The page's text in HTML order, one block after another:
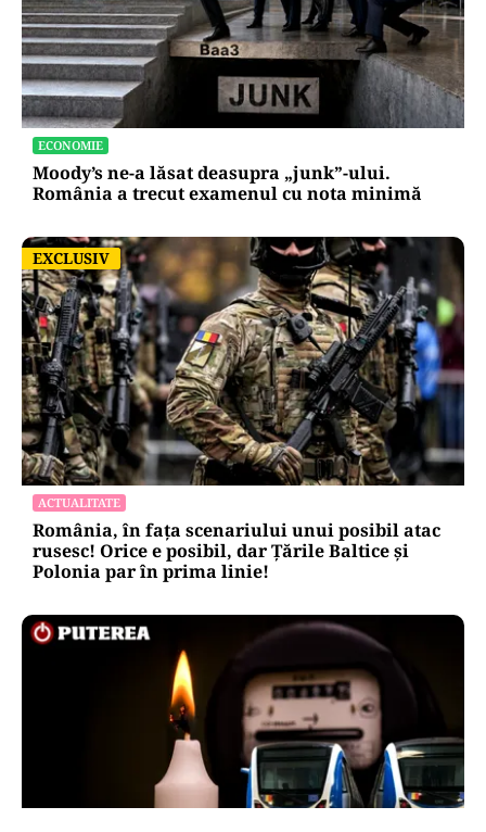
ECONOMIE
Moody’s ne-a lăsat deasupra „junk”-ului.
România a trecut examenul cu nota minimă
EXCLUSIV
EXCLUSIV
ACTUALITATE
România, în fața scenariului unui posibil atac
rusesc! Orice e posibil, dar Țările Baltice și
Polonia par în prima linie!